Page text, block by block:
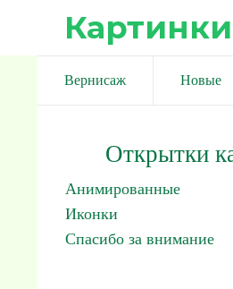
Вернисаж Новые
Открытки
Анимированные
Иконки
Спасибо за внимание